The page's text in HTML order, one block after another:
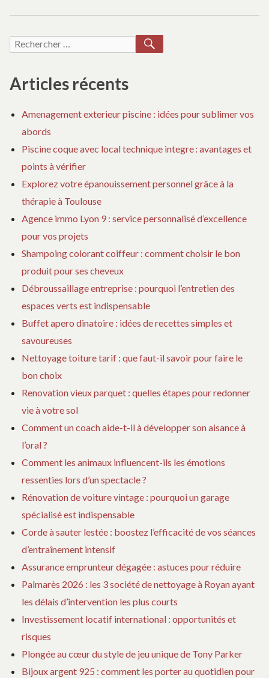
Recherche
Articles récents
Amenagement exterieur piscine : idées pour sublimer vos
abords
Piscine coque avec local technique integre : avantages et
points à vérifier
Explorez votre épanouissement personnel grâce à la
thérapie à Toulouse
Agence immo Lyon 9 : service personnalisé d’excellence
pour vos projets
Shampoing colorant coiffeur : comment choisir le bon
produit pour ses cheveux
Débroussaillage entreprise : pourquoi l’entretien des
espaces verts est indispensable
Buffet apero dinatoire : idées de recettes simples et
savoureuses
Nettoyage toiture tarif : que faut-il savoir pour faire le
bon choix
Renovation vieux parquet : quelles étapes pour redonner
vie à votre sol
Comment un coach aide-t-il à développer son aisance à
l’oral ?
Comment les animaux influencent-ils les émotions
ressenties lors d’un spectacle ?
Rénovation de voiture vintage : pourquoi un garage
spécialisé est indispensable
Corde à sauter lestée : boostez l’efficacité de vos séances
d’entraînement intensif
Assurance emprunteur dégagée : astuces pour réduire
Palmarès 2026 : les 3 société de nettoyage à Royan ayant
les délais d’intervention les plus courts
Investissement locatif international : opportunités et
risques
Plongée au cœur du style de jeu unique de Tony Parker
Bijoux argent 925 : comment les porter au quotidien pour